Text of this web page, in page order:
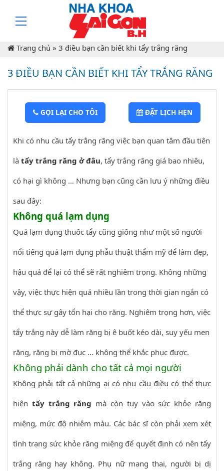
Trang chủ » 3 điều bạn cần biết khi tẩy trắng răng
3 ĐIỀU BẠN CẦN BIẾT KHI TẨY TRẮNG RĂNG
GỌI LẠI CHO TÔI ĐẶT LỊCH HẸN
Khi có nhu cầu tẩy trắng răng việc bạn quan tâm đầu tiên
là tẩy trắng răng ở đâu, tẩy trắng răng giá bao nhiêu,
có hại gì không … Nhưng bạn cũng cần lưu ý những điều
sau đây:
Không quá lạm dụng
Quá lạm dụng thuốc tẩy cũng giống như một số người
nổi tiếng quá lạm dụng phẫu thuật thẩm mỹ để làm đẹp,
hậu quả để lại có thể sẽ rất nghiêm trọng. Không những
vậy, việc thực hiện quá nhiều lần trong thời gian ngắn có
thể thực sự gây tổn hại cho răng. Nghiêm trọng hơn, việc
tẩy trắng này dễ làm răng bị ê buốt kéo dài, suy yếu men
răng, răng bị mờ đục … không thể khắc phục được.
Không phải dành cho tất cả mọi người
Không phải tất cả những ai có nhu cầu điều có thể thực
hiện tẩy trắng răng mà còn tuy vào sức khỏe răng
miệng, mức độ nhiễm màu. Các bác sĩ còn phải xem xét
tình trạng sức khỏe răng miệng để quyết định có nên tẩy
trắng răng hay không. Phụ nữ mang thai, người bị dị